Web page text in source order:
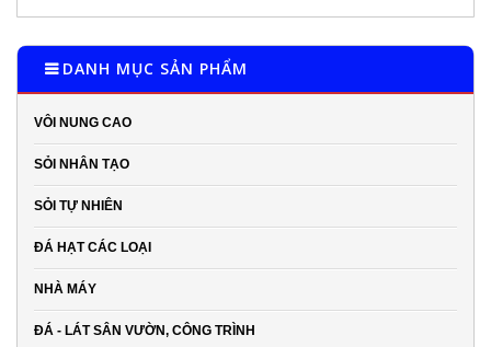
DANH MỤC SẢN PHẨM
VÔI NUNG CAO
SỎI NHÂN TẠO
SỎI TỰ NHIÊN
ĐÁ HẠT CÁC LOẠI
NHÀ MÁY
ĐÁ - LÁT SÂN VƯỜN, CÔNG TRÌNH